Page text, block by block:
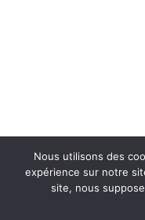
Nous utilisons des
expérience sur notre
site, nous